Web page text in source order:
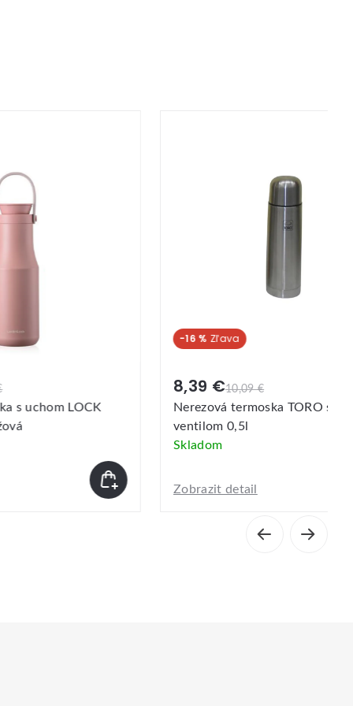
uchom LOCK
-16 %
10,09 €
8,39 €
Nerezová termoska TORO so stop
ventilom 0,5l
Skladom
Zobrazit detail